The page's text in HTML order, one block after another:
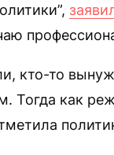
кто-то
Тогда как